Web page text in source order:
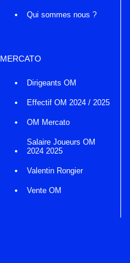
Qui sommes nous ?
MERCATO
Dirigeants OM
Effectif OM 2024 / 2025
OM Mercato
Salaire Joueurs OM
2024 2025
Valentin Rongier
Vente OM